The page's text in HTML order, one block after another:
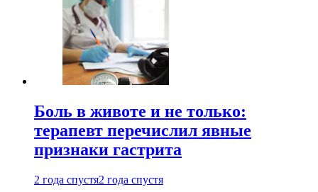
Боль в животе и не только:
терапевт перечислил явные
признаки гастрита
2 года спустя2 года спустя